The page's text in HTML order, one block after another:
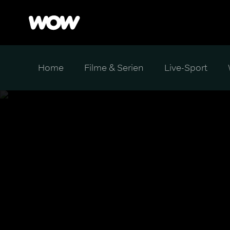
Home Filme & Serien Live-Sport